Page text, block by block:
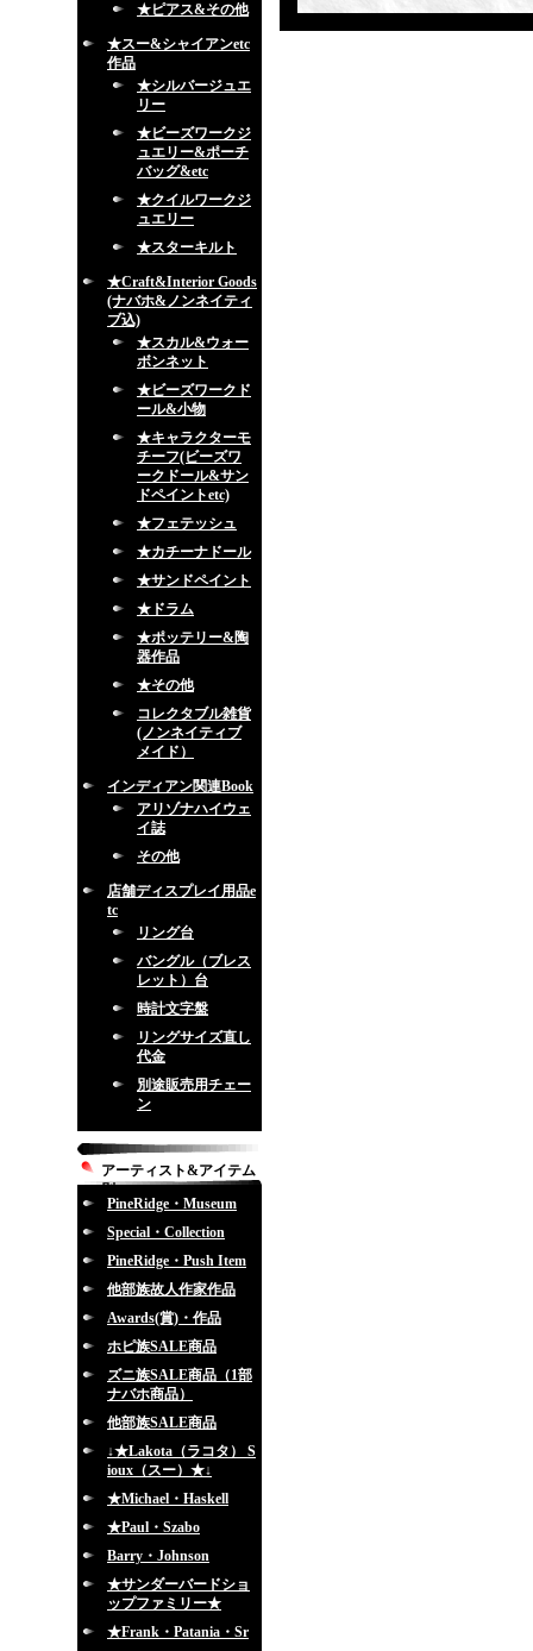
★ピアス&その他
★スー&シャイアンetc
作品
★シルバージュエ
リー
★ビーズワークジ
ュエリー&ポーチ
バッグ&etc
★クイルワークジ
ュエリー
★スターキルト
★Craft&Interior Goods
(ナバホ&ノンネイティ
ブ込)
★スカル&ウォー
ボンネット
★ビーズワークド
ール&小物
★キャラクターモ
チーフ(ビーズワ
ークドール&サン
ドペイントetc)
★フェテッシュ
★カチーナドール
★サンドペイント
★ドラム
★ポッテリー&陶
器作品
★その他
コレクタブル雑貨
(ノンネイティブ
メイド）
インディアン関連Book
アリゾナハイウェ
イ誌
その他
店舗ディスプレイ用品e
tc
リング台
バングル（ブレス
レット）台
時計文字盤
リングサイズ直し
代金
別途販売用チェー
ン
アーティスト&アイテム
別
PineRidge・Museum
Special・Collection
PineRidge・Push Item
他部族故人作家作品
Awards(賞)・作品
ホピ族SALE商品
ズニ族SALE商品（1部
ナバホ商品）
他部族SALE商品
↓★Lakota（ラコタ） S
ioux（スー）★↓
★Michael・Haskell
★Paul・Szabo
Barry・Johnson
★サンダーバードショ
ップファミリー★
★Frank・Patania・Sr